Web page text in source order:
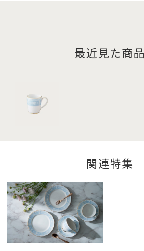
最近見た商品
関連特集